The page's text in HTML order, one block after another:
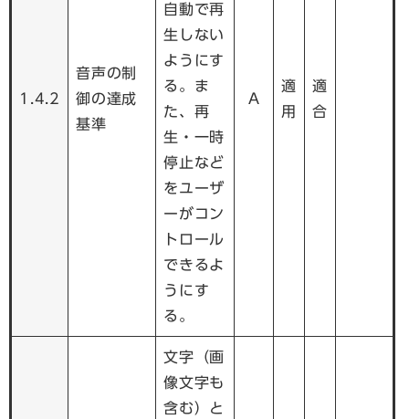
1.4.2
音声の制
御の達成
基準
自動で再
生しない
ようにす
る。ま
た、再
生・一時
停止など
をユーザ
ーがコン
トロール
できるよ
うにす
る。
A
適
用
適
合
文字（画
像文字も
含む）と